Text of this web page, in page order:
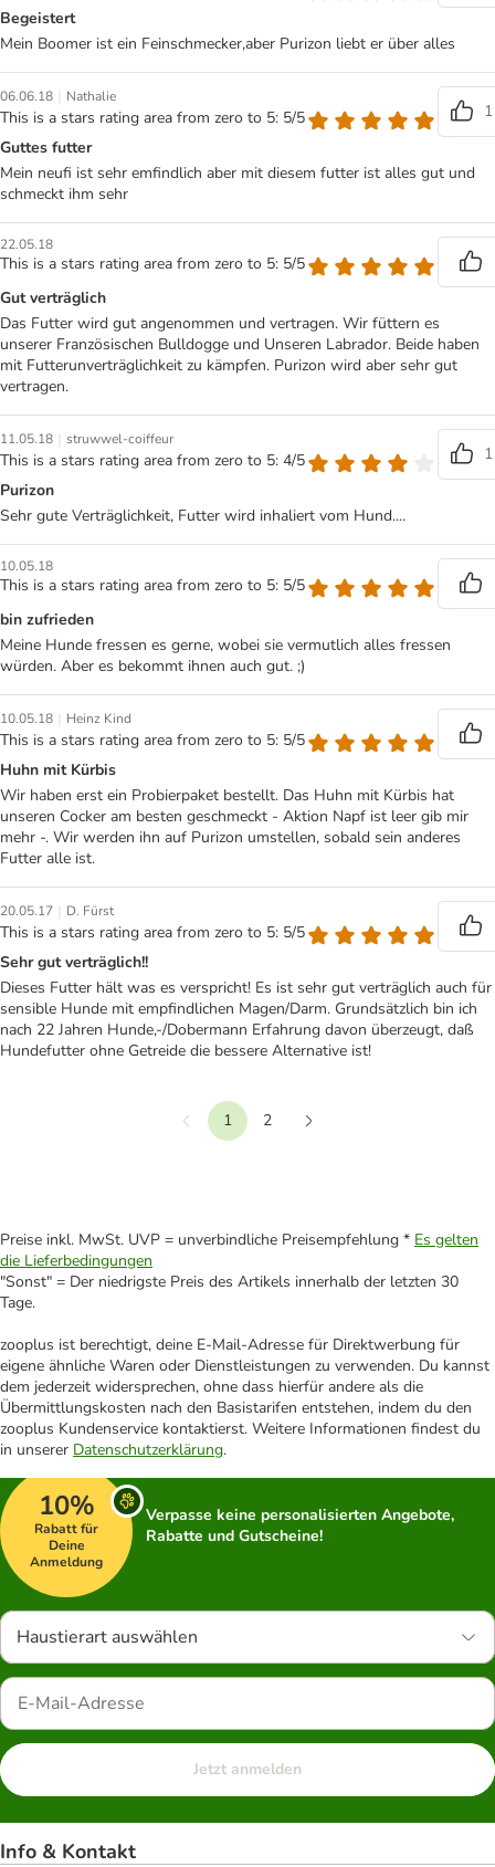
Begeistert
Mein Boomer ist ein Feinschmecker,aber Purizon liebt er über alles
06.06.18 | Nathalie
This is a stars rating area from zero to 5: 5/5
1
Guttes futter
Mein neufi ist sehr emfindlich aber mit diesem futter ist alles gut und
schmeckt ihm sehr
22.05.18
This is a stars rating area from zero to 5: 5/5
Gut verträglich
Das Futter wird gut angenommen und vertragen. Wir füttern es
unserer Französischen Bulldogge und Unseren Labrador. Beide haben
mit Futterunverträglichkeit zu kämpfen. Purizon wird aber sehr gut
vertragen.
11.05.18 | struwwel-coiffeur
This is a stars rating area from zero to 5: 4/5
1
Purizon
Sehr gute Verträglichkeit, Futter wird inhaliert vom Hund....
10.05.18
This is a stars rating area from zero to 5: 5/5
bin zufrieden
Meine Hunde fressen es gerne, wobei sie vermutlich alles fressen
würden. Aber es bekommt ihnen auch gut. ;)
10.05.18 | Heinz Kind
This is a stars rating area from zero to 5: 5/5
Huhn mit Kürbis
Wir haben erst ein Probierpaket bestellt. Das Huhn mit Kürbis hat
unseren Cocker am besten geschmeckt - Aktion Napf ist leer gib mir
mehr -. Wir werden ihn auf Purizon umstellen, sobald sein anderes
Futter alle ist.
20.05.17 | D. Fürst
This is a stars rating area from zero to 5: 5/5
Sehr gut verträglich!!
Dieses Futter hält was es verspricht! Es ist sehr gut verträglich auch für
sensible Hunde mit empfindlichen Magen/Darm. Grundsätzlich bin ich
nach 22 Jahren Hunde,-/Dobermann Erfahrung davon überzeugt, daß
Hundefutter ohne Getreide die bessere Alternative ist!
Vorherige
1
2
Preise inkl. MwSt. UVP = unverbindliche Preisempfehlung * Es gelten
die Lieferbedingungen
"Sonst" = Der niedrigste Preis des Artikels innerhalb der letzten 30
Tage.
zooplus ist berechtigt, deine E-Mail-Adresse für Direktwerbung für
eigene ähnliche Waren oder Dienstleistungen zu verwenden. Du kannst
dem jederzeit widersprechen, ohne dass hierfür andere als die
Übermittlungskosten nach den Basistarifen entstehen, indem du den
zooplus Kundenservice kontaktierst. Weitere Informationen findest du
in unserer Datenschutzerklärung.
10%
Rabatt für
Deine
Anmeldung
Verpasse keine personalisierten Angebote,
Rabatte und Gutscheine!
Haustierart auswählen
Jetzt anmelden
Info & Kontakt